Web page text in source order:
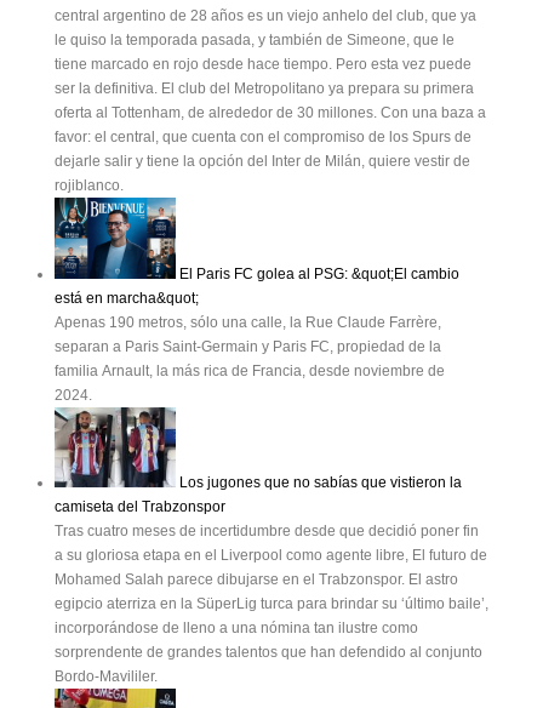
central argentino de 28 años es un viejo anhelo del club, que ya
le quiso la temporada pasada, y también de Simeone, que le
tiene marcado en rojo desde hace tiempo. Pero esta vez puede
ser la definitiva. El club del Metropolitano ya prepara su primera
oferta al Tottenham, de alrededor de 30 millones. Con una baza a
favor: el central, que cuenta con el compromiso de los Spurs de
dejarle salir y tiene la opción del Inter de Milán, quiere vestir de
rojiblanco.
El Paris FC golea al PSG: &quot;El cambio
está en marcha&quot;
Apenas 190 metros, sólo una calle, la Rue Claude Farrère,
separan a Paris Saint-Germain y Paris FC, propiedad de la
familia Arnault, la más rica de Francia, desde noviembre de
2024.
Los jugones que no sabías que vistieron la
camiseta del Trabzonspor
Tras cuatro meses de incertidumbre desde que decidió poner fin
a su gloriosa etapa en el Liverpool como agente libre, El futuro de
Mohamed Salah parece dibujarse en el Trabzonspor. El astro
egipcio aterriza en la SüperLig turca para brindar su ‘último baile’,
incorporándose de lleno a una nómina tan ilustre como
sorprendente de grandes talentos que han defendido al conjunto
Bordo-Mavililer.